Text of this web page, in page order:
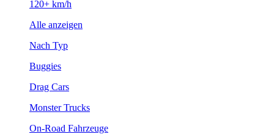
120+ km/h
Alle anzeigen
Nach Typ
Buggies
Drag Cars
Monster Trucks
On-Road Fahrzeuge